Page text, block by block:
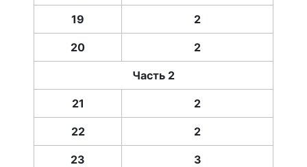
19 2
20 2
Часть 2
21 2
22 2
23 3